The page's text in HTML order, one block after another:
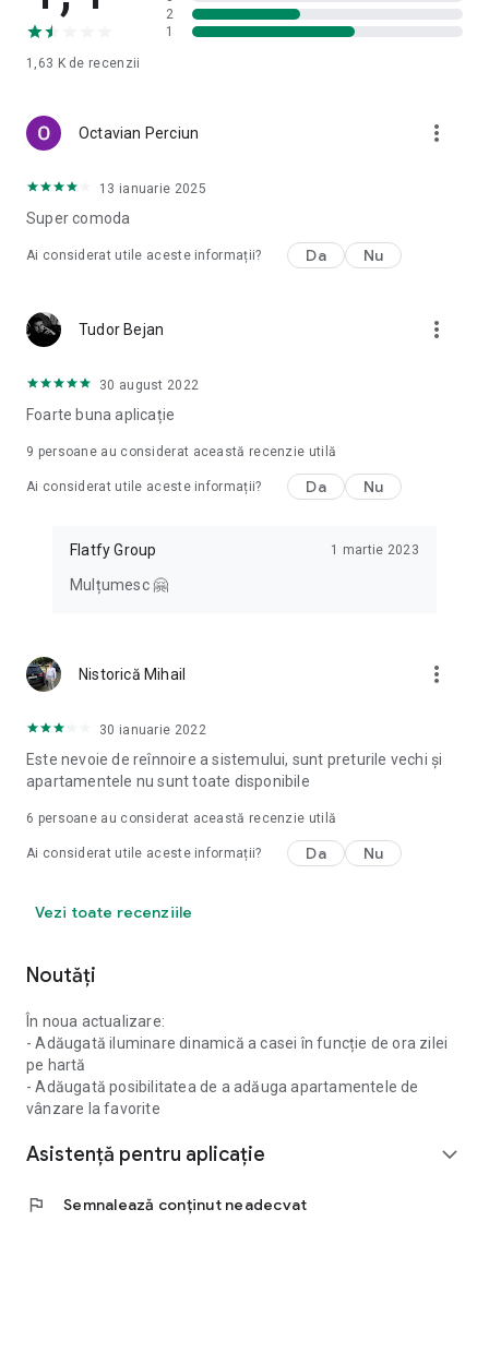
1,63 Kde recenzii
2
1
Octavian Perciun more_vert
13 ianuarie 2025
Super comoda
Ai considerat utile aceste informații? Da Nu
Tudor Bejan more_vert
30 august 2022
Foarte buna aplicație
9 persoane au considerat această recenzie utilă
Ai considerat utile aceste informații? Da Nu
Flatfy Group 1 martie 2023
Mulțumesc 🤗
Nistorică Mihail more_vert
30 ianuarie 2022
Este nevoie de reînnoire a sistemului, sunt preturile vechi și
apartamentele nu sunt toate disponibile
6 persoane au considerat această recenzie utilă
Ai considerat utile aceste informații? Da Nu
Vezi toate recenziile
Noutăți
În noua actualizare:
- Adăugată iluminare dinamică a casei în funcție de ora zilei
pe hartă
- Adăugată posibilitatea de a adăuga apartamentele de
vânzare la favorite
Asistență pentru aplicație expand_more
flag Semnalează conținut neadecvat